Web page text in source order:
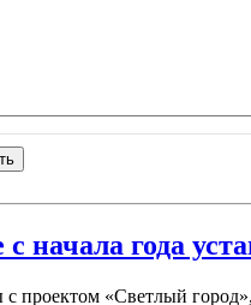
начала года
проектом «Светлый